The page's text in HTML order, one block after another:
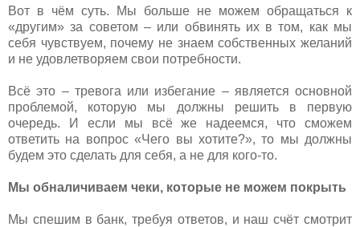
Вот в чём суть. Мы больше не можем обращаться к
«другим» за советом – или обвинять их в том, как мы
себя чувствуем, почему не знаем собственных желаний
и не удовлетворяем свои потребности.
Всё это – тревога или избегание – является основной
проблемой, которую мы должны решить в первую
очередь. И если мы всё же надеемся, что сможем
ответить на вопрос «Чего вы хотите?», то мы должны
будем это сделать для себя, а не для кого-то.
Мы обналичиваем чеки, которые не можем покрыть
Мы спешим в банк, требуя ответов, и наш счёт смотрит